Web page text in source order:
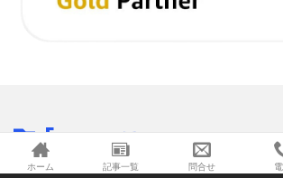
Eコマース の最新記事8件
ホーム 記事一覧 問合せ